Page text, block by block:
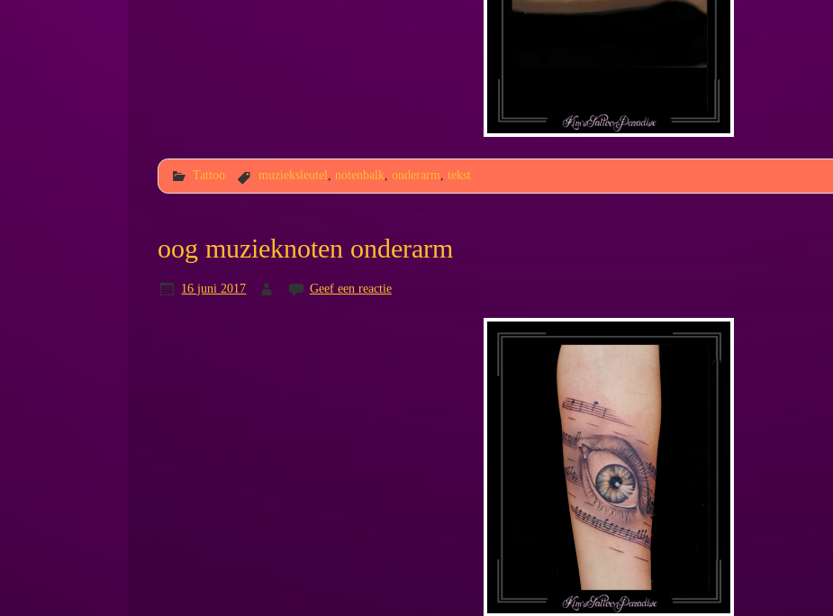
Tattoo muzieksleutel notenbalk ,onderarm ,tekst
oog muzieknoten onderarm
16 juni 2017 Geef een reactie